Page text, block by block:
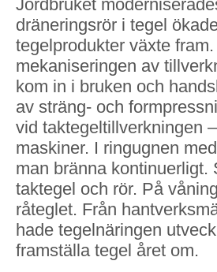
Jordbruket
dräneringsrör i tegel
tegelprodukter växte
mekaniseringen av
kom in i bruken och
av sträng- och
vid taktegeltillverkningen
maskiner. I ringugnen
man bränna
taktegel och rör. På
råteglet. Från
hade tegelnäringen
framställa tegel året om.